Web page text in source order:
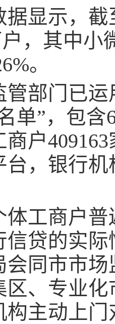
示，截
，其中小
。
门已运
单”，包含
商户
台，银行
商户普
信贷的实
会同市市
区、专业
构主动上